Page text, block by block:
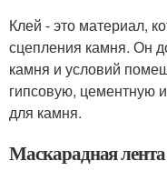
Клей - это материал,
сцепления камня. Он
камня и условий
гипсовую, цементную
для камня.
Маскарадная лента